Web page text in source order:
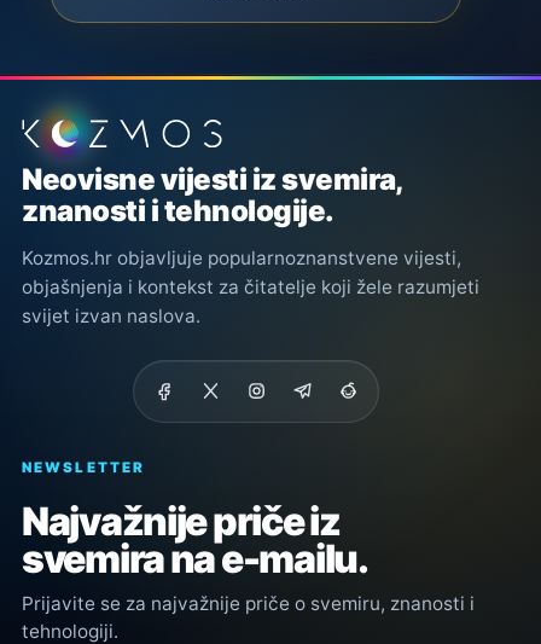
Podnožje stranice
Neovisne vijesti iz svemira,
znanosti i tehnologije.
Kozmos.hr objavljuje popularnoznanstvene vijesti,
objašnjenja i kontekst za čitatelje koji žele razumjeti
svijet izvan naslova.
NEWSLETTER
Najvažnije priče iz
svemira na e-mailu.
Prijavite se za najvažnije priče o svemiru, znanosti i
tehnologiji.